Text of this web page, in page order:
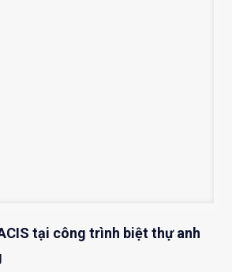
tại công trình biệt thự anh